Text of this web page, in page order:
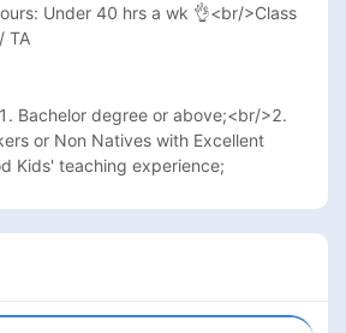
Under 40 hrs a wk 👌<br/>Class
TA
Bachelor degree or above;<br/>2.
or Non Natives with Excellent
Kids' teaching experience;